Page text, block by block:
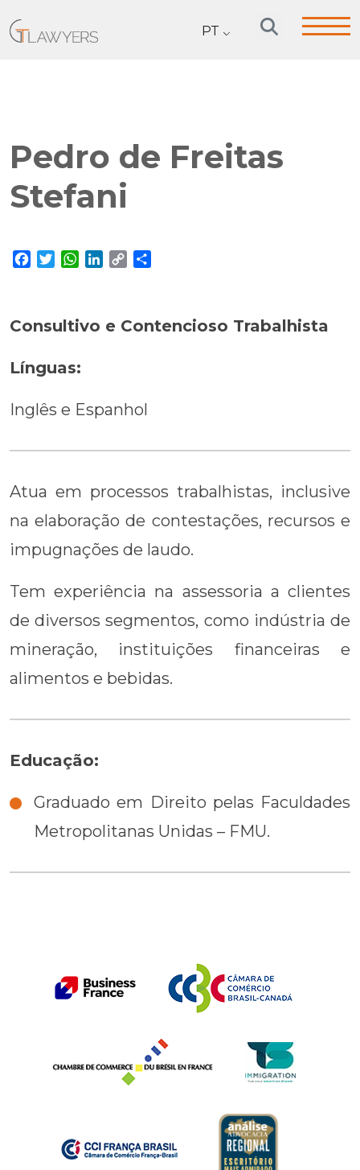
PT
Pedro de Freitas
Stefani
Facebook
TwitterWhatsApp
LinkedIn
Copy
Consultivo e Contencioso Trabalhista
Línguas:
Inglês e Espanhol
Atua em processos trabalhistas, inclusive
na elaboração de contestações, recursos e
impugnações de laudo.
Tem experiência na assessoria a clientes
de diversos segmentos, como indústria de
mineração, instituições financeiras e
alimentos e bebidas.
Educação:
Graduado em Direito pelas Faculdades
Metropolitanas Unidas – FMU.